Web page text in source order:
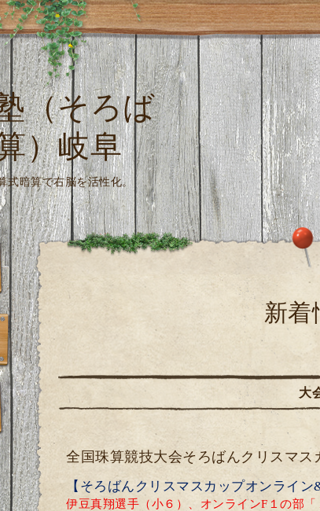
（そろば
）岐阜
珠算式暗算で右脳を活性化。
新
大
全国珠算競技大会そろばんクリスマ
【そろばんクリスマスカップオンライン
伊豆真翔選手（小６）、オンラインF １の部「